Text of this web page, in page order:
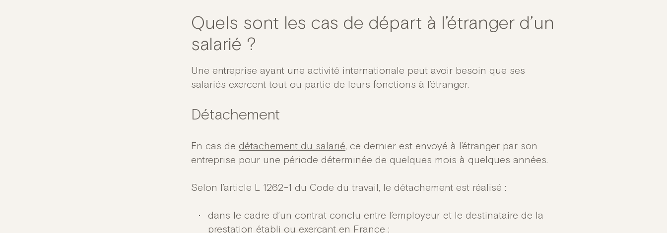
Quels sont les cas de départ à l’étranger d’un
salarié ?
Une entreprise ayant une activité internationale peut avoir besoin que ses
salariés exercent tout ou partie de leurs fonctions à l’étranger.
Détachement
En cas de détachement du salarié, ce dernier est envoyé à l’étranger par son
entreprise pour une période déterminée de quelques mois à quelques années.
Selon l’article L 1262-1 du Code du travail, le détachement est réalisé :
dans le cadre d’un contrat conclu entre l’employeur et le destinataire de la
prestation établi ou exerçant en France ;